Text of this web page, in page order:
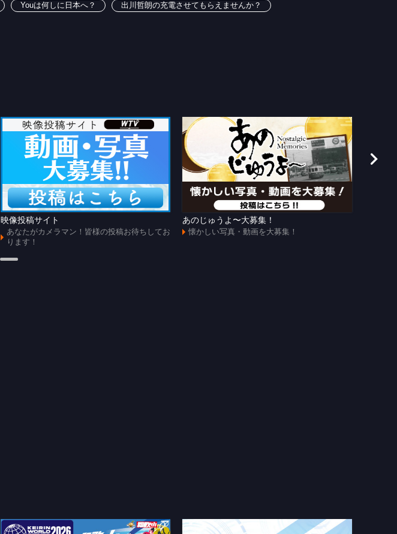
Youは何しに日本へ？
出川哲朗の充電させてもらえませんか？
映像投稿サイト
あなたがカメラマン！皆様の投稿お待ちしてお
ります！
あのじゅうよ〜大募集！
懐かしい写真・動画を大募集！